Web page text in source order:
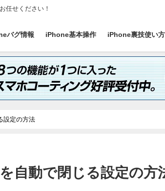
任せください！
バグ情報 iPhone基本操作 iPhone裏技使い方
設定の方法
自動で閉じる設定の方